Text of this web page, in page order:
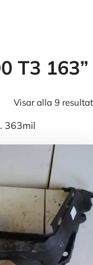
T3 163”
Visar alla 9 resultat
363mil